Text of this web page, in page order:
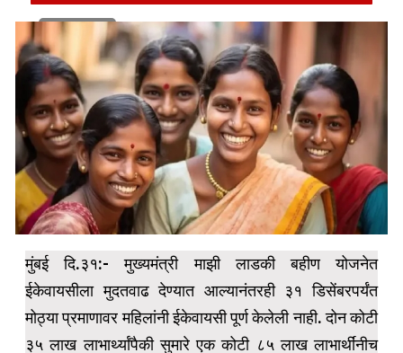
1 min read
मुंबई दि.३१:- मुख्यमंत्री माझी लाडकी बहीण योजनेत
ईकेवायसीला मुदतवाढ देण्यात आल्यानंतरही ३१ डिसेंबरपर्यंत
मोठ्या प्रमाणावर महिलांनी ईकेवायसी पूर्ण केलेली नाही. दोन कोटी
३५ लाख लाभार्थ्यांपैकी सुमारे एक कोटी ८५ लाख लाभार्थींनीच